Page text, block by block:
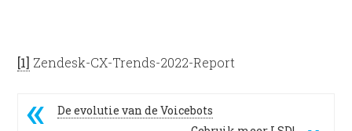
[1] Zendesk-CX-Trends-2022-Report
De evolutie van de Voicebots